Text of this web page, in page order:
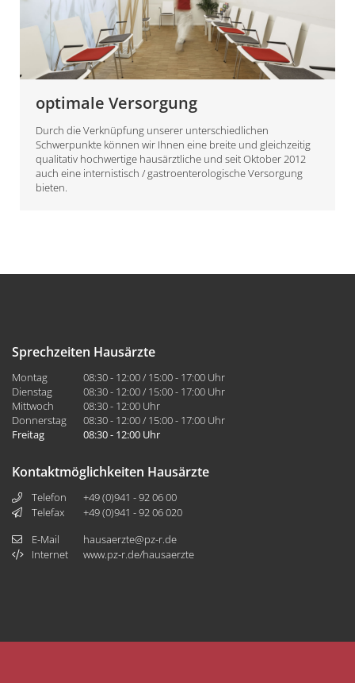
optimale Versorgung
Durch die Verknüpfung unserer unterschiedlichen
Schwerpunkte können wir Ihnen eine breite und gleichzeitig
qualitativ hochwertige hausärztliche und seit Oktober 2012
auch eine internistisch / gastroenterologische Versorgung
bieten.
Sprechzeiten Hausärzte
Montag
08:30 - 12:00 / 15:00 - 17:00 Uhr
Dienstag
08:30 - 12:00 / 15:00 - 17:00 Uhr
Mittwoch
08:30 - 12:00 Uhr
Donnerstag
08:30 - 12:00 / 15:00 - 17:00 Uhr
Freitag
08:30 - 12:00 Uhr
Kontaktmöglichkeiten Hausärzte
Telefon
+49 (0)941 - 92 06 00
Telefax
+49 (0)941 - 92 06 020
E-Mail
hausaerzte@pz-r.de
Internet
www.pz-r.de/hausaerzte